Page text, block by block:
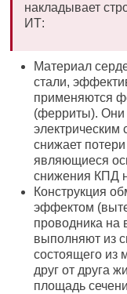
накладывает
ИТ:
Материал
стали,
применяются
(ферриты). Они
электрическим
снижает
являющиеся
снижения КПД
Конструкция
эффектом
проводника на
выполняют из
состоящего из
друг от друга
площадь